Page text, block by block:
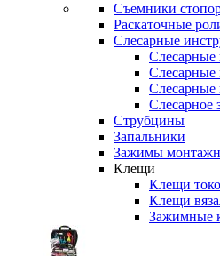
Съемники
Раскаточные
Слесарные
Слесарные
Слесарные
Слесарные
Слесарное
Струбцины
Запальники
Зажимы
Клещи
Клещи
Клещи
Зажимные